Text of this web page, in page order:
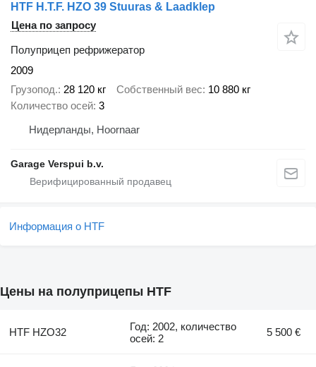
HTF H.T.F. HZO 39 Stuuras & Laadklep
Цена по запросу
Полуприцеп рефрижератор
2009
Грузопод. 28 120 кг Собственный вес 10 880 кг
Количество осей 3
Нидерланды, Hoornaar
Garage Verspui b.v.
Информация о HTF
Цены на полуприцепы HTF
HTF HZO32
Год: 2002, количество
осей: 2
5 500 €